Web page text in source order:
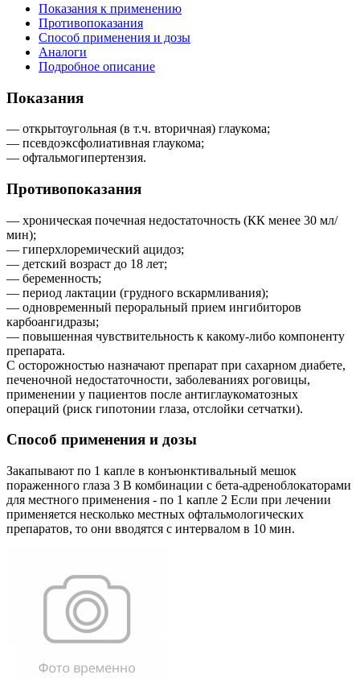
Показания к применению
Противопоказания
Способ применения и дозы
Аналоги
Подробное описание
Показания
— открытоугольная (в т.ч. вторичная) глаукома;
— псевдоэксфолиативная глаукома;
— офтальмогипертензия.
Противопоказания
— хроническая почечная недостаточность (КК менее 30 мл/
мин);
— гиперхлоремический ацидоз;
— детский возраст до 18 лет;
— беременность;
— период лактации (грудного вскармливания);
— одновременный пероральный прием ингибиторов
карбоангидразы;
— повышенная чувствительность к какому-либо компоненту
препарата.
С осторожностью назначают препарат при сахарном диабете,
печеночной недостаточности, заболеваниях роговицы,
применении у пациентов после антиглаукоматозных
операций (риск гипотонии глаза, отслойки сетчатки).
Способ применения и дозы
Закапывают по 1 капле в конъюнктивальный мешок
пораженного глаза 3 В комбинации с бета-адреноблокаторами
для местного применения - по 1 капле 2 Если при лечении
применяется несколько местных офтальмологических
препаратов, то они вводятся с интервалом в 10 мин.